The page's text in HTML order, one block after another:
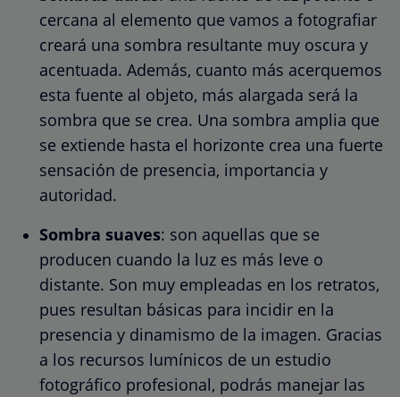
cercana al elemento que vamos a fotografiar
creará una sombra resultante muy oscura y
acentuada. Además, cuanto más acerquemos
esta fuente al objeto, más alargada será la
sombra que se crea. Una sombra amplia que
se extiende hasta el horizonte crea una fuerte
sensación de presencia, importancia y
autoridad.
Sombra suaves: son aquellas que se
producen cuando la luz es más leve o
distante. Son muy empleadas en los retratos,
pues resultan básicas para incidir en la
presencia y dinamismo de la imagen. Gracias
a los recursos lumínicos de un estudio
fotográfico profesional, podrás manejar las